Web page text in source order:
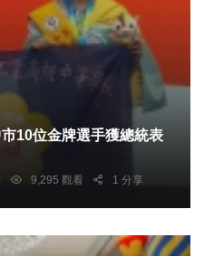
9,295 觀看 1 分享